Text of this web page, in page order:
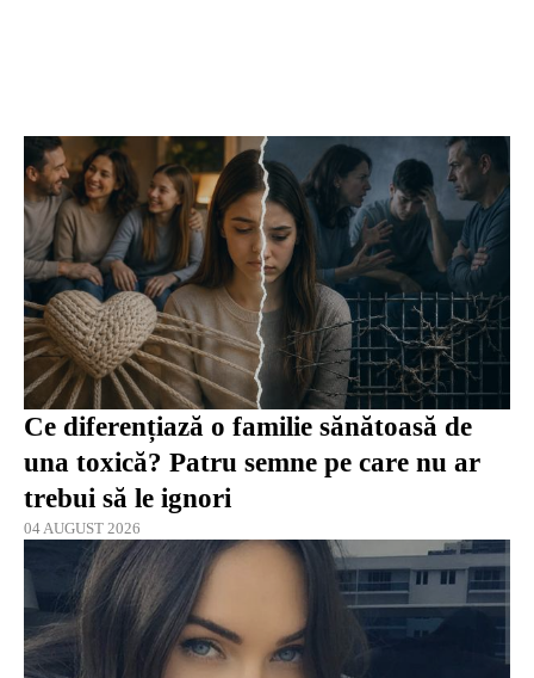
Ce diferențiază o familie sănătoasă de
una toxică? Patru semne pe care nu ar
trebui să le ignori
04 AUGUST 2026